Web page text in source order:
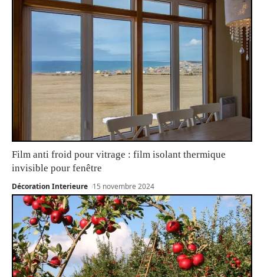
Film anti froid pour vitrage : film isolant thermique
invisible pour fenêtre
Décoration Interieure 15 novembre 2024